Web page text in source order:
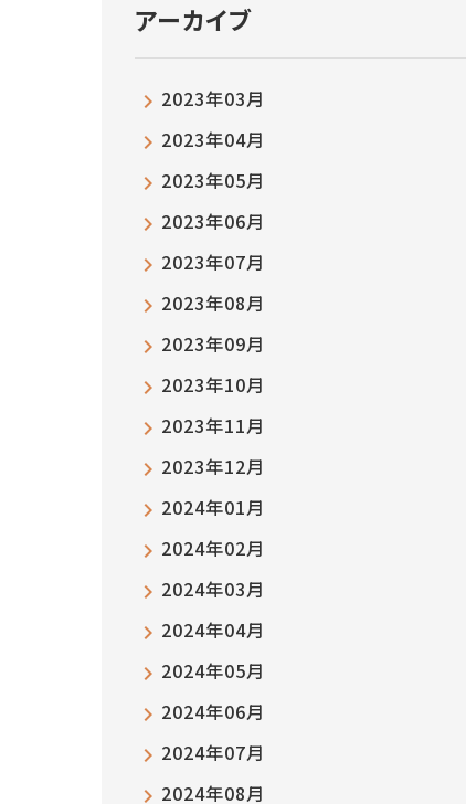
アーカイブ
2023年03月
2023年04月
2023年05月
2023年06月
2023年07月
2023年08月
2023年09月
2023年10月
2023年11月
2023年12月
2024年01月
2024年02月
2024年03月
2024年04月
2024年05月
2024年06月
2024年07月
2024年08月